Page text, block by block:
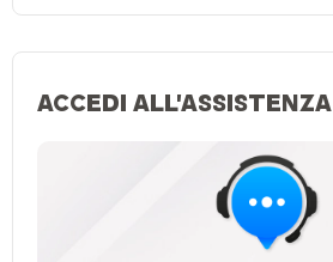
ACCEDI ALL'ASSISTENZA